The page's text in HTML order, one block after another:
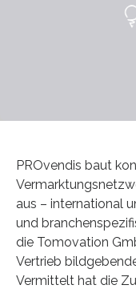
PROvendis baut
aus – international
und
die Tomovation
Vertrieb
Vermittelt hat die